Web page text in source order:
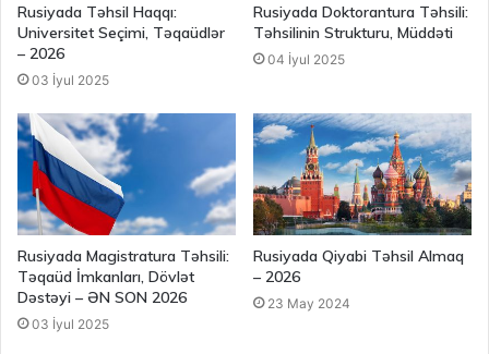
Rusiyada Təhsil Haqqı:
Universitet Seçimi, Təqaüdlər
– 2026
03 İyul 2025
Rusiyada Doktorantura Təhsili:
Təhsilinin Strukturu, Müddəti
04 İyul 2025
Rusiyada Magistratura Təhsili:
Təqaüd İmkanları, Dövlət
Dəstəyi – ƏN SON 2026
03 İyul 2025
Rusiyada Qiyabi Təhsil Almaq
– 2026
23 May 2024